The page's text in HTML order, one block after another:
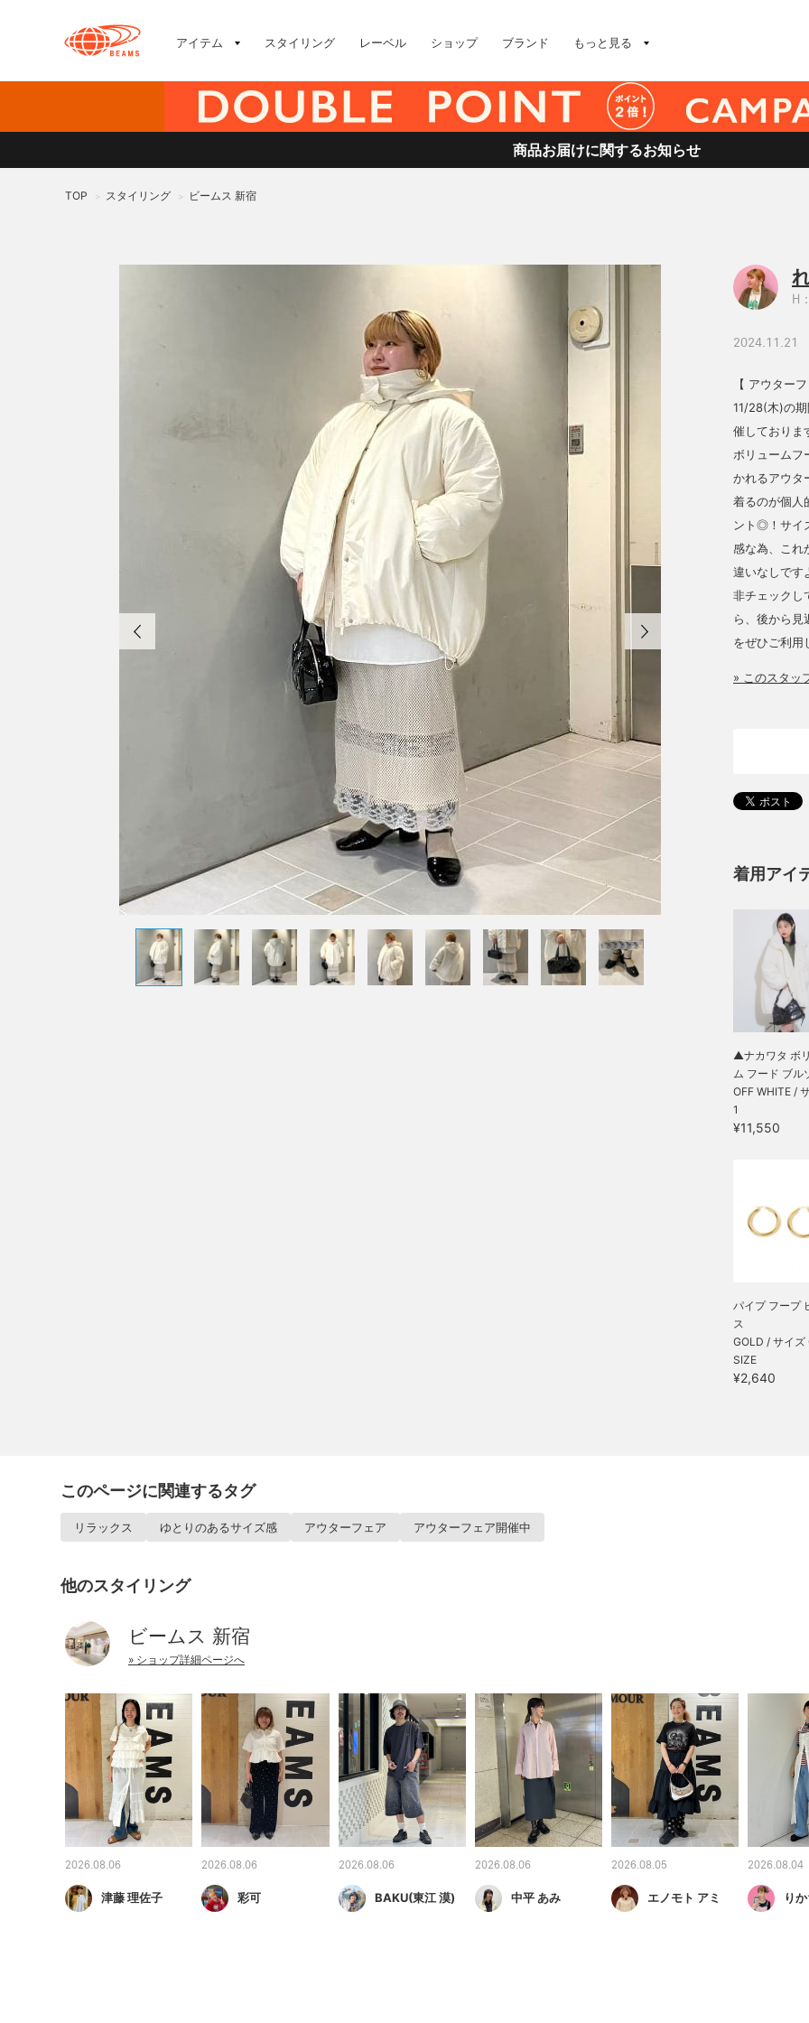
アイテム スタイリング レーベル ショップ ブランド もっと見る
商品お届けに関するお知らせ
TOP > スタイリング > ビームス 新宿
H
2024.11.21
【 アウター
11/28(木)の
催しておりま
ボリュームフ
かれるアウタ
着るのが個人
ント◎！サイ
感な為、これ
違いなしです
非チェックし
ら、後から
をぜひご利用
» このスタッ
着用アイ
▲ナカワタ ボ
ム フード ブル
OFF WHITE /
1
¥11,550
パイプ フープ
ス
GOLD / サイズ
SIZE
¥2,640
このページに関連するタグ
リラックス ゆとりのあるサイズ感 アウターフェア アウターフェア開催中
他のスタイリング
ビームス 新宿
» ショップ詳細ページへ
2026.08.06
津藤 理佐子
2026.08.06
彩可
2026.08.06
BAKU(東江 漠)
2026.08.06
中平 あみ
2026.08.05
エノモト アミ
2026.08.04
り